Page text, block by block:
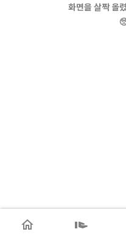
화면을 살짝 올